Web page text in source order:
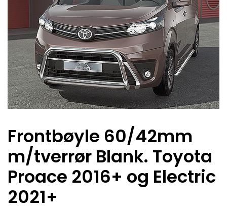
Frontbøyle 60/42mm
m/tverrør Blank. Toyota
Proace 2016+ og Electric
2021+